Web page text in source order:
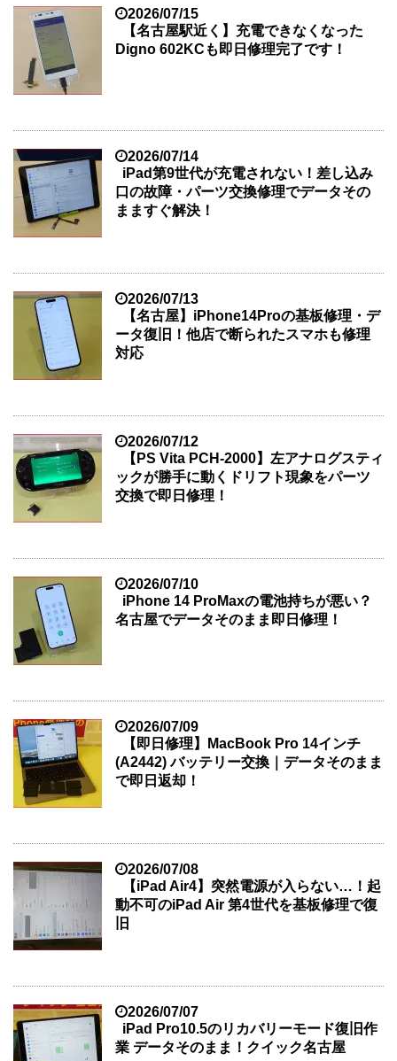
2026/07/15
【名古屋駅近く】充電できなくなった
Digno 602KCも即日修理完了です！
2026/07/14
iPad第9世代が充電されない！差し込み
口の故障・パーツ交換修理でデータその
まますぐ解決！
2026/07/13
【名古屋】iPhone14Proの基板修理・デ
ータ復旧！他店で断られたスマホも修理
対応
2026/07/12
【PS Vita PCH-2000】左アナログスティ
ックが勝手に動くドリフト現象をパーツ
交換で即日修理！
2026/07/10
iPhone 14 ProMaxの電池持ちが悪い？
名古屋でデータそのまま即日修理！
2026/07/09
【即日修理】MacBook Pro 14インチ
(A2442) バッテリー交換｜データそのまま
で即日返却！
2026/07/08
【iPad Air4】突然電源が入らない…！起
動不可のiPad Air 第4世代を基板修理で復
旧
2026/07/07
iPad Pro10.5のリカバリーモード復旧作
業 データそのまま！クイック名古屋